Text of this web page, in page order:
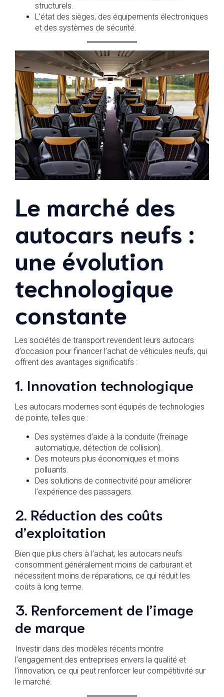
structurels.
L’état des sièges, des équipements électroniques
et des systèmes de sécurité.
Le marché des
autocars neufs :
une évolution
technologique
constante
Les sociétés de transport revendent leurs autocars
d’occasion pour financer l’achat de véhicules neufs, qui
offrent des avantages significatifs :
1. Innovation technologique
Les autocars modernes sont équipés de technologies
de pointe, telles que :
Des systèmes d’aide à la conduite (freinage
automatique, détection de collision).
Des moteurs plus économiques et moins
polluants.
Des solutions de connectivité pour améliorer
l’expérience des passagers.
2. Réduction des coûts
d’exploitation
Bien que plus chers à l’achat, les autocars neufs
consomment généralement moins de carburant et
nécessitent moins de réparations, ce qui réduit les
coûts à long terme.
3. Renforcement de l’image
de marque
Investir dans des modèles récents montre
l’engagement des entreprises envers la qualité et
l’innovation, ce qui peut renforcer leur compétitivité sur
le marché.